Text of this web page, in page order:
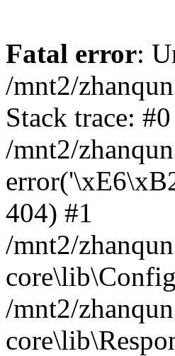
Fatal error:
/mnt2/
Stack trace: #0
/mnt2/
404) #1
/mnt2/
/mnt2/